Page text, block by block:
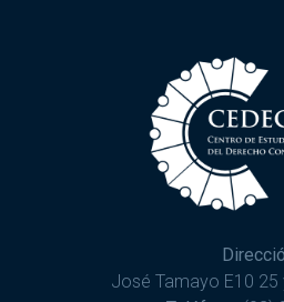
José Tamayo E10 25